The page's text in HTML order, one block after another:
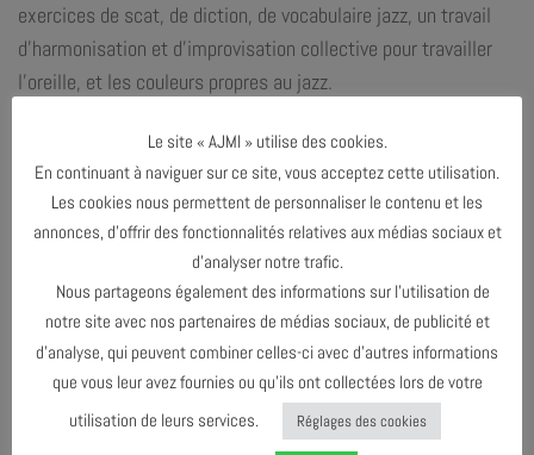
exercices de scat, de diction, de vocabulaire jazz, un travail
d’harmonisation et d’improvisation collective pour travailler
l’oreille, et les couleurs propres au jazz.
Ateliers proposés :
de 10h à 12h et de 13h30 à 15h30 !
PARTAGER & COMMENTER
Le site « AJMI » utilise des cookies.
En continuant à naviguer sur ce site, vous acceptez cette utilisation.
Les cookies nous permettent de personnaliser le contenu et les
annonces, d’offrir des fonctionnalités relatives aux médias sociaux et
d’analyser notre trafic.
Nous partageons également des informations sur l’utilisation de
notre site avec nos partenaires de médias sociaux, de publicité et
d’analyse, qui peuvent combiner celles-ci avec d’autres informations
que vous leur avez fournies ou qu’ils ont collectées lors de votre
utilisation de leurs services.
Réglages des cookies